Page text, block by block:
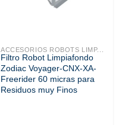
ACCESORIOS ROBOTS LIMP...
Filtro Robot Limpiafondo
Zodiac Voyager-CNX-XA-
Freerider 60 micras para
Residuos muy Finos